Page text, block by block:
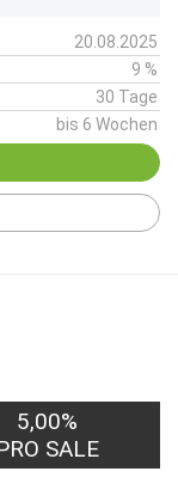
20.08.2025
9 %
30 Tage
bis 6 Wochen
5,00%
SALE